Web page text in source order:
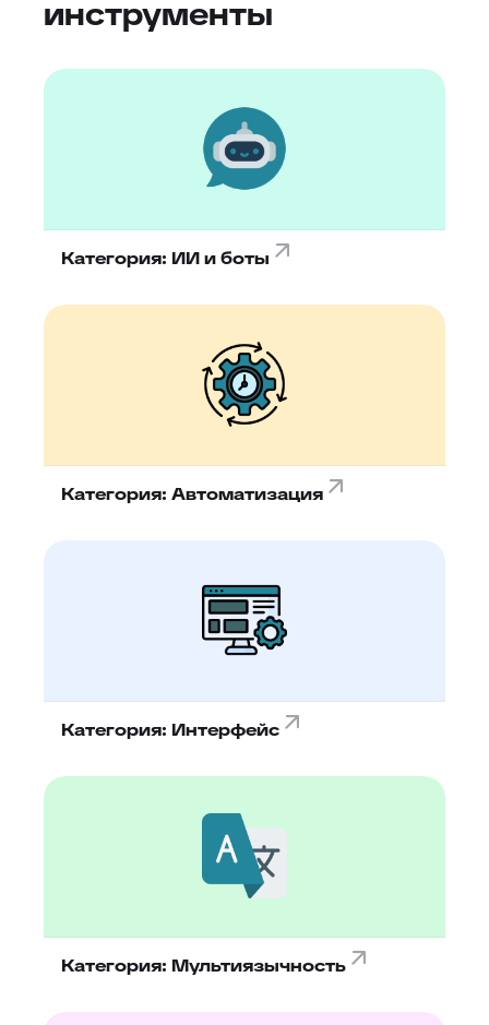
инструменты
Категория: ИИ и боты
Категория: Автоматизация
Категория: Интерфейс
Категория: Мультиязычность